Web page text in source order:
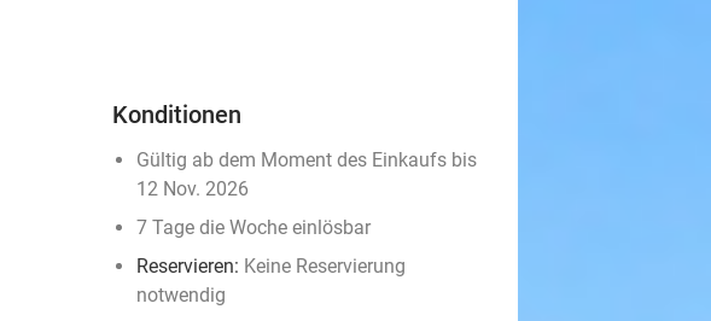
Konditionen
Gültig ab dem Moment des Einkaufs bis
12 Nov. 2026
7 Tage die Woche einlösbar
Reservieren: Keine Reservierung
notwendig